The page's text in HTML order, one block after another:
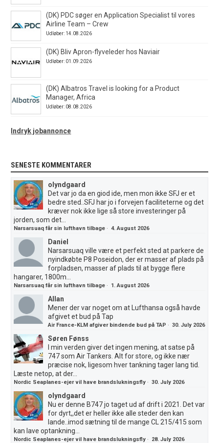
(DK) PDC søger en Application Specialist til vores
Airline Team – Crew
Udløber: 14.08.2026
(DK) Bliv Apron-flyveleder hos Naviair
Udløber: 01.09.2026
(DK) Albatros Travel is looking for a Product
Manager, Africa
Udløber: 08.08.2026
Indryk jobannonce
SENESTE KOMMENTARER
olyndgaard
Det var jo da en giod ide, men mon ikke SFJ er et
bedre sted..SFJ har jo i forvejen faciliteterne og det
kræver nok ikke lige så store investeringer på
jorden, som det...
Narsarsuaq får sin lufthavn tilbage ·4. August 2026
Daniel
Narsarsuaq ville være et perfekt sted at parkere de
nyindkøbte P8 Poseidon, der er masser af plads på
forpladsen, masser af plads til at bygge flere
hangarer, 1800m...
Narsarsuaq får sin lufthavn tilbage · 1. August 2026
Allan
Mener der var noget om at Lufthansa også havde
afgivet et bud på Tap
Air France-KLM afgiver bindende bud på TAP ·30. July 2026
Søren Fønss
I min verden giver det ingen mening, at satse på
747 som Air Tankers. Alt for store, og ikke nær
præcise nok, ligesom hver tankning tager lang tid.
Læste netop, at der...
Nordic Seaplanes-ejer vil have brandslukningsfly ·30. July 2026
olyndgaard
Nu er denne B747 jo taget ud af drift i 2021. Det var
for dyrt,,det er heller ikke alle steder den kan
lande..imod sætning til de mange CL 215/415 som
kan lave optankning...
Nordic Seaplanes-ejer vil have brandslukningsfly · 28. July 2026